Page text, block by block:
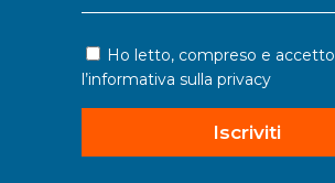
Ho letto, compreso e accetto
l’informativa sulla privacy
Iscriviti